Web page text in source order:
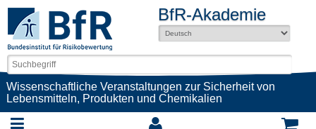
BfR-Akademie
Wissenschaftliche Veranstaltungen zur Sicherheit von
Lebensmitteln, Produkten und Chemikalien